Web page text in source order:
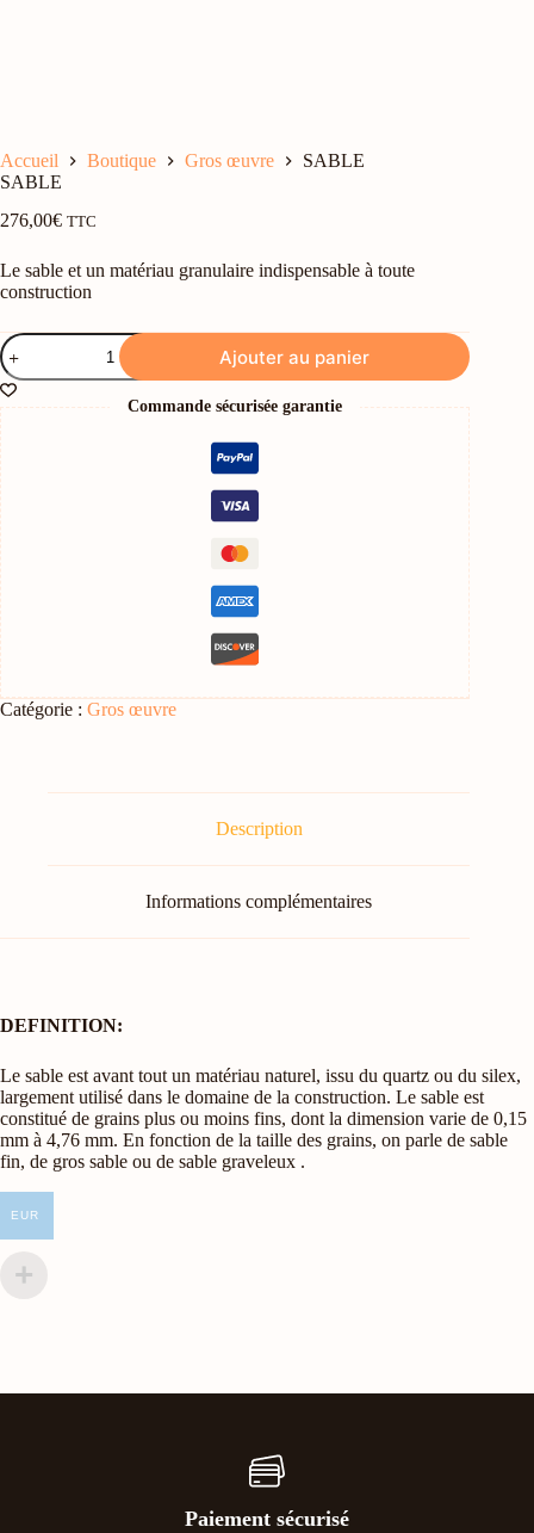
Accueil Boutique Gros œuvre
SABLE
SABLE
276,00€ TTC
Le sable et un matériau granulaire indispensable à toute
construction
quantité
de
SABLE
Ajouter au panier
Commande sécurisée garantie
Catégorie : Gros œuvre
Description
Informations complémentaires
DEFINITION:
Le sable est avant tout un matériau naturel, issu du quartz ou du silex,
largement utilisé dans le domaine de la construction. Le sable est
constitué de grains plus ou moins fins, dont la dimension varie de 0,15
mm à 4,76 mm. En fonction de la taille des grains, on parle de sable
fin, de gros sable ou de sable graveleux .
Paiement sécurisé
EUR